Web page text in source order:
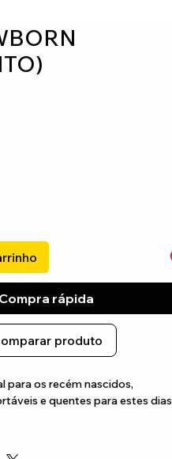
rápida
produto
para os recém nascidos,
e quentes para estes dias